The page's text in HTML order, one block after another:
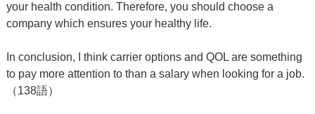
your health condition. Therefore, you should choose a
company which ensures your healthy life.
In conclusion, I think carrier options and QOL are something
to pay more attention to than a salary when looking for a job.
（138語）